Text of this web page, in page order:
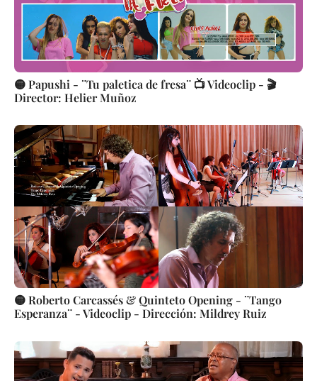
🟡 Papushi - ¨Tu paletica de fresa¨ 📺 Videoclip - 🎬
Director: Helier Muñoz
🟡 Roberto Carcassés & Quinteto Opening - ¨Tango
Esperanza¨ - Videoclip - Dirección: Mildrey Ruiz